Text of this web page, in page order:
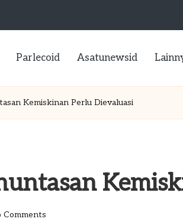
Parlecoid Asatunewsid
Kemiskinan Perlu Dievaluasi
Comments